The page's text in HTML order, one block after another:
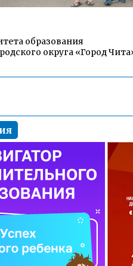
образования
округа «Город